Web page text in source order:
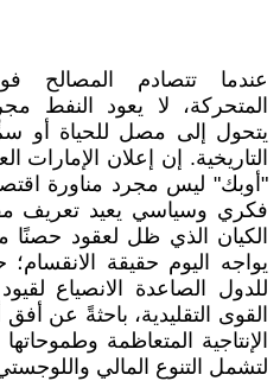
عندما تتصادم المصالح
المتحركة، لا يعود النفط
يتحول إلى مصل للحياة أو
التاريخية. إن إعلان الإمارات
"أوبك" ليس مجرد مناورة
فكري وسياسي يعيد تعريف
الكيان الذي ظل لعقود حصنًا
يواجه اليوم حقيقة
للدول الصاعدة الانصياع
القوى التقليدية، باحثةً عن
الإنتاجية المتعاظمة
لتشمل التنوع المالي